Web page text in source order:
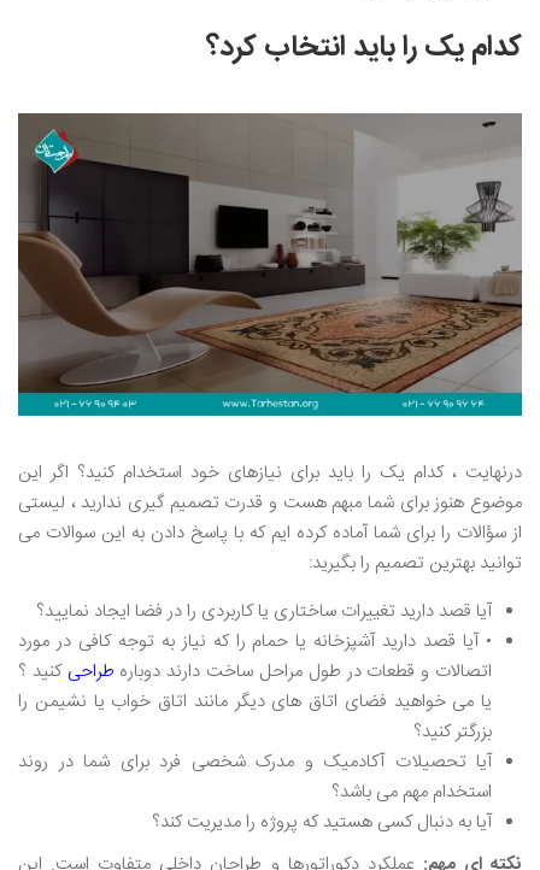
کدام یک را باید انتخاب کرد؟
درنهایت ، کدام یک را باید برای نیازهای خود استخدام کنید؟ اگر این
موضوع هنوز برای شما مبهم هست و قدرت تصمیم گیری ندارید ، لیستی
از سؤالات را برای شما آماده کرده ایم که با پاسخ دادن به این سوالات می
توانید بهترین تصمیم را بگیرید:
آیا قصد دارید تغییرات ساختاری یا کاربردی را در فضا ایجاد نمایید؟
• آیا قصد دارید آشپزخانه یا حمام را که نیاز به توجه کافی در مورد
اتصالات و قطعات در طول مراحل ساخت دارند دوباره طراحی کنید ؟
یا می خواهید فضای اتاق های دیگر مانند اتاق خواب یا نشیمن را
بزرگتر کنید؟
آیا تحصیلات آکادمیک و مدرک شخصی فرد برای شما در روند
استخدام مهم می باشد؟
آیا به دنبال کسی هستید که پروژه را مدیریت کند؟